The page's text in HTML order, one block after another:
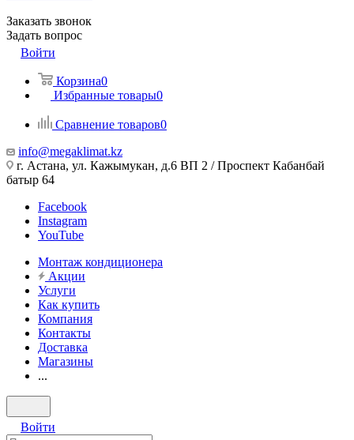
Заказать звонок
Задать вопрос
Войти
Корзина0
Избранные товары0
Сравнение товаров0
info@megaklimat.kz
г. Астана, ул. Кажымукан, д.6 ВП 2 / Проспект Кабанбай
батыр 64
Facebook
Instagram
YouTube
Монтаж кондиционера
Акции
Услуги
Как купить
Компания
Контакты
Доставка
Магазины
...
Войти